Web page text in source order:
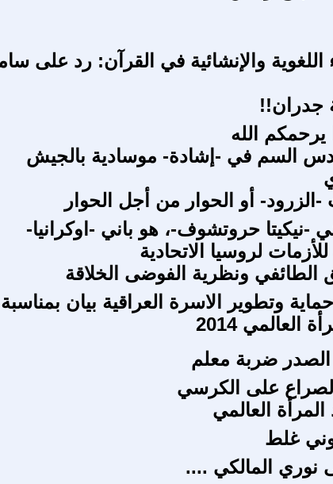
اللغوية والإنشائية في القرآن: رد على
جدران!!
يرحمكم الله
يدس السم في -إشادة- موسادية بالجيش
الزرود- أو الحوار من أجل الحوار
-نيكيتا حروتشوف-، هو باني -اوكرانيا-
للأزمات لروسيا الاتحادية
الطائفي ونظرية الفوضى الخلاقة
وتطوير الاسرة العراقية بيان بمناسبة
العالمي 2014
الصدر ضربة معلم
على الكرسي
العالمي
غلط
نوري المالكي ....